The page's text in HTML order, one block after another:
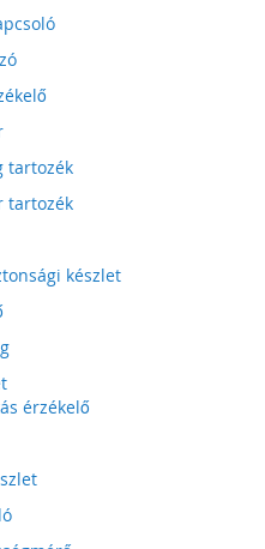
tartozék
tartozék
készlet
érzékelő